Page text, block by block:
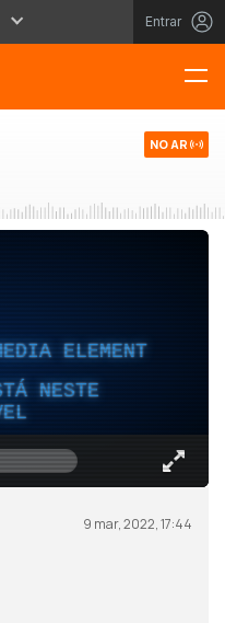
Entrar
NO AR
ELEMENT
NESTE
9 mar, 2022, 17:44